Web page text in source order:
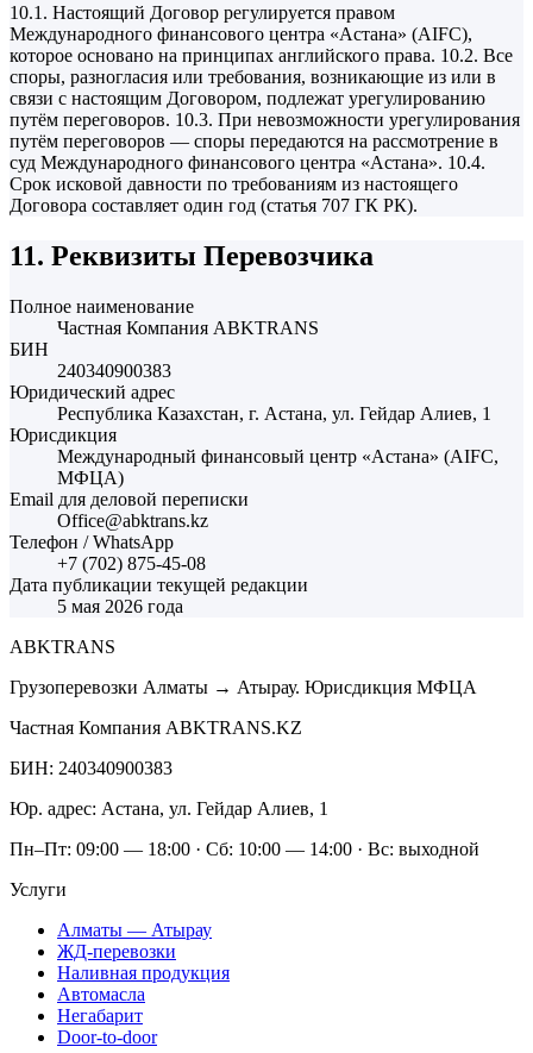
10.1. Настоящий Договор регулируется правом
Международного финансового центра «Астана» (AIFC),
которое основано на принципах английского права. 10.2. Все
споры, разногласия или требования, возникающие из или в
связи с настоящим Договором, подлежат урегулированию
путём переговоров. 10.3. При невозможности урегулирования
путём переговоров — споры передаются на рассмотрение в
суд Международного финансового центра «Астана». 10.4.
Срок исковой давности по требованиям из настоящего
Договора составляет один год (статья 707 ГК РК).
11. Реквизиты Перевозчика
Полное наименование
Частная Компания ABKTRANS
БИН
240340900383
Юридический адрес
Республика Казахстан, г. Астана, ул. Гейдар Алиев, 1
Юрисдикция
Международный финансовый центр «Астана» (AIFC,
МФЦА)
Email для деловой переписки
Office@abktrans.kz
Телефон / WhatsApp
+7 (702) 875-45-08
Дата публикации текущей редакции
5 мая 2026 года
ABKTRANS
Грузоперевозки Алматы → Атырау. Юрисдикция МФЦА
Частная Компания ABKTRANS.KZ
БИН: 240340900383
Юр. адрес: Астана, ул. Гейдар Алиев, 1
Пн–Пт: 09:00 — 18:00 · Сб: 10:00 — 14:00 · Вс: выходной
Услуги
Алматы — Атырау
ЖД-перевозки
Наливная продукция
Автомасла
Негабарит
Door-to-door